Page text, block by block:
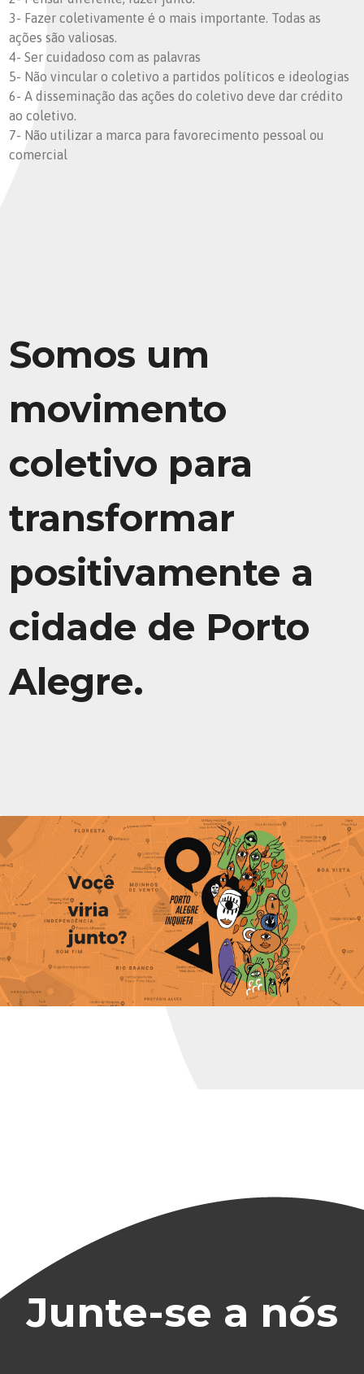
3- Fazer coletivamente é o mais importante. Todas as
ações são valiosas.
4- Ser cuidadoso com as palavras
5- Não vincular o coletivo a partidos políticos e ideologias
6- A disseminação das ações do coletivo deve dar crédito
ao coletivo.
7- Não utilizar a marca para favorecimento pessoal ou
comercial
Somos um
movimento
coletivo para
transformar
positivamente a
cidade de Porto
Alegre.
Junte-se a nós